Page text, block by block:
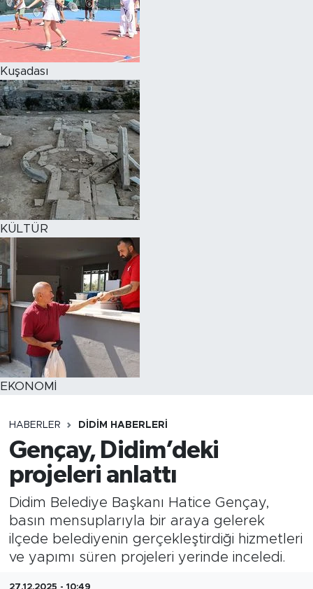
Kuşadası
KÜLTÜR
EKONOMİ
HABERLER DIDIM HABERLERI
Gençay, Didim’deki
projeleri anlattı
Didim Belediye Başkanı Hatice Gençay,
basın mensuplarıyla bir araya gelerek
ilçede belediyenin gerçekleştirdiği hizmetleri
ve yapımı süren projeleri yerinde inceledi.